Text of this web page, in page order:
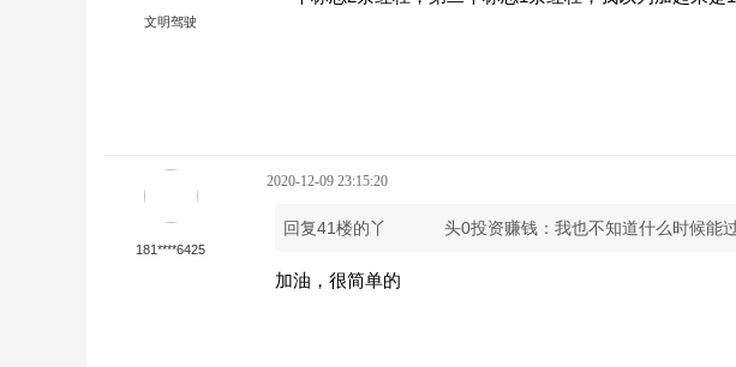
文明驾驶
181****6425
2020-12-09 23:15:20
回复41楼的丫 头0投资赚钱：我也不知道什么时候能
加油，很简单的